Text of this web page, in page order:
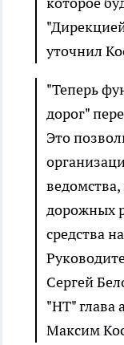
уточнил
"Теперь
дорог"
Это
дорожных
средства
Сергей
"НТ" глава
Максим